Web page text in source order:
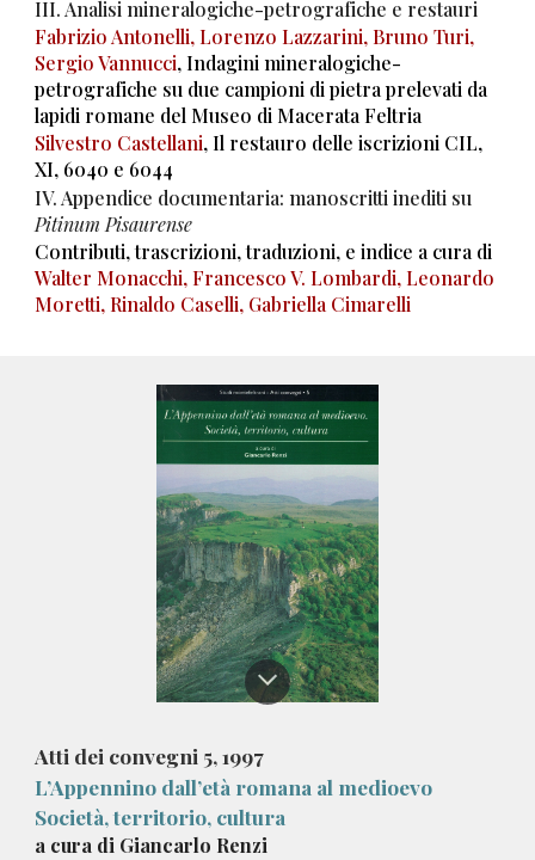
III. Analisi mineralogiche-petrografiche e restauri
Fabrizio Antonelli, Lorenzo Lazzarini, Bruno Turi,
Sergio Vannucci, Indagini mineralogiche-
petrografiche su due campioni di pietra prelevati da
lapidi romane del Museo di Macerata Feltria
Silvestro Castellani, Il restauro delle iscrizioni CIL,
XI, 6040 e 6044
IV. Appendice documentaria: manoscritti inediti su
Pitinum Pisaurense
Contributi, trascrizioni, traduzioni, e indice a cura di
Walter Monacchi, Francesco V. Lombardi, Leonardo
Moretti, Rinaldo Caselli, Gabriella Cimarelli
Atti dei convegni 5, 1997
L’Appennino dall’età romana al medioevo
Società, territorio, cultura
a cura di Giancarlo Renzi